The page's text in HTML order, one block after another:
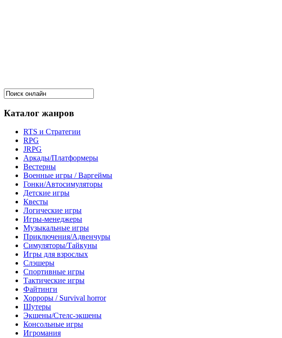
Каталог жанров
RTS и Стратегии
RPG
JRPG
Аркады/Платформеры
Вестерны
Военные игры / Варгеймы
Гонки/Автосимуляторы
Детские игры
Квесты
Логические игры
Игры-менеджеры
Музыкальные игры
Приключения/Адвенчуры
Симуляторы/Тайкуны
Игры для взрослых
Слэшеры
Спортивные игры
Тактические игры
Файтинги
Хорроры / Survival horror
Шутеры
Экшены/Стелс-экшены
Консольные игры
Игромания